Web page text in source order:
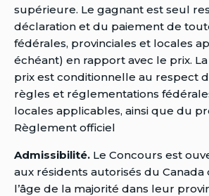
supérieure. Le gagnant est seul
déclaration et du paiement de
fédérales, provinciales et locales
échéant) en rapport avec le prix.
prix est conditionnelle au respect
règles et réglementations
locales applicables, ainsi que du
Règlement officiel
Admissibilité. Le Concours est
aux résidents autorisés du
l’âge de la majorité dans leur